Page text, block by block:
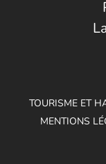
TOURISME ET
MENTIONS